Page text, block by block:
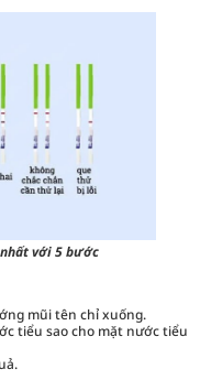
với 5 bước
mũi tên chỉ xuống.
tiểu sao cho mặt nước tiểu